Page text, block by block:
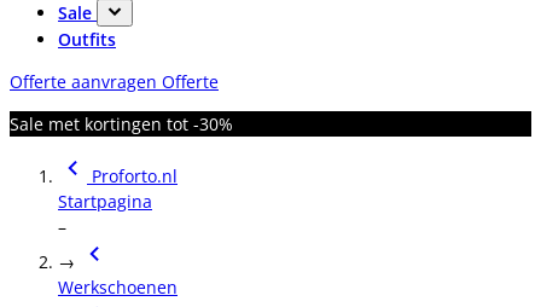
Sale
Outfits
Offerte aanvragen Offerte
Sale met kortingen tot -30%
Proforto.nl
Startpagina
–
→
Werkschoenen